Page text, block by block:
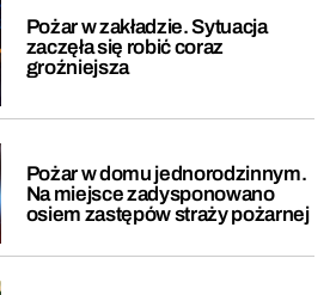
Pożar w zakładzie. Sytuacja
zaczęła się robić coraz
groźniejsza
Pożar w domu jednorodzinnym.
Na miejsce zadysponowano
osiem zastępów straży pożarnej